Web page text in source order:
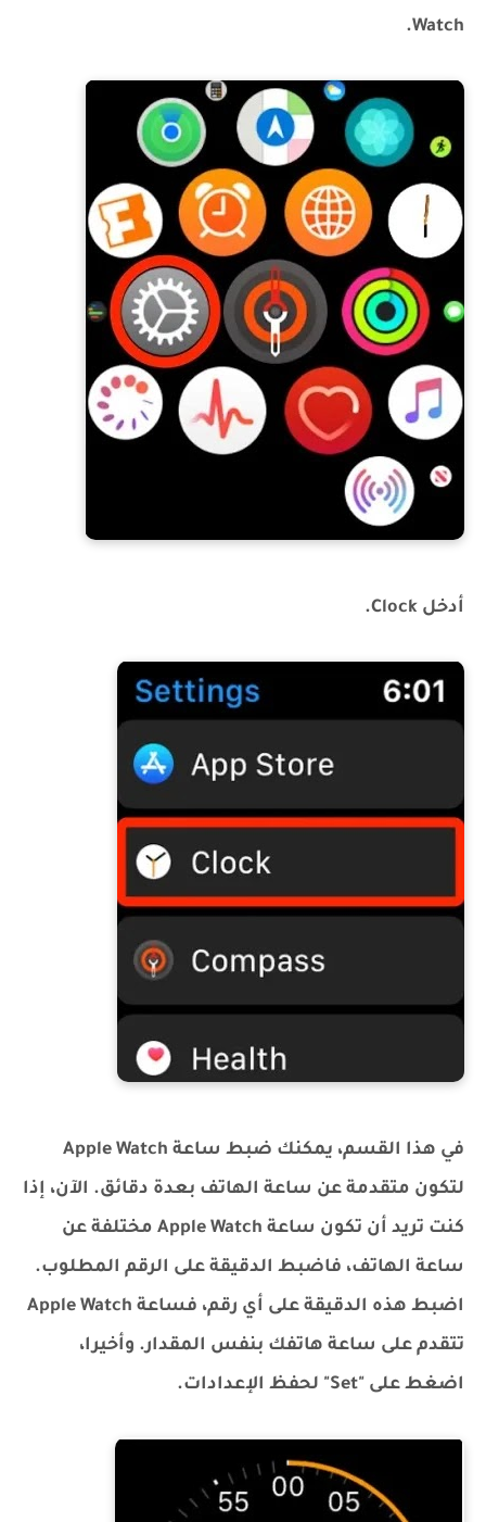
Watch.
أدخل Clock.
في هذا القسم، يمكنك ضبط ساعة Apple Watch
لتكون متقدمة عن ساعة الهاتف بعدة دقائق. الآن، إذا
كنت تريد أن تكون ساعة Apple Watch مختلفة عن
ساعة الهاتف، فاضبط الدقيقة على الرقم المطلوب.
اضبط هذه الدقيقة على أي رقم، فساعة Apple Watch
تتقدم على ساعة هاتفك بنفس المقدار. وأخيرا،
اضغط على "Set" لحفظ الإعدادات.